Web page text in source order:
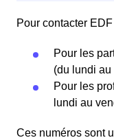
Pour contacter
Pour les
(du lundi
Pour les
lundi au
Ces numéros sont